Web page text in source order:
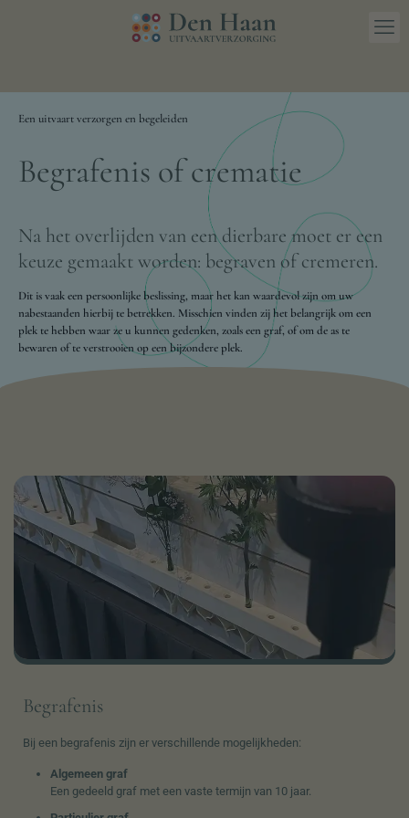
Een uitvaart verzorgen en begeleiden
Begrafenis of crematie
Na het overlijden van een dierbare moet er een
keuze gemaakt worden: begraven of cremeren.
Dit is vaak een persoonlijke beslissing, maar het kan waardevol zijn om uw
nabestaanden hierbij te betrekken. Misschien vinden zij het belangrijk om een
plek te hebben waar ze u kunnen gedenken, zoals een graf, of om de as te
bewaren of te verstrooien op een bijzondere plek.
Begrafenis
Bij een begrafenis zijn er verschillende mogelijkheden:
Algemeen graf
Een gedeeld graf met een vaste termijn van 10 jaar.